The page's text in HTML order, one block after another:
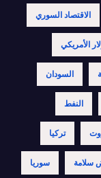
الاقتصاد السوري
الأمريكي
السودان
النفط
تركيا
سلامة سوريا